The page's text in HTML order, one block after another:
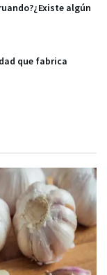
algún
que fabrica